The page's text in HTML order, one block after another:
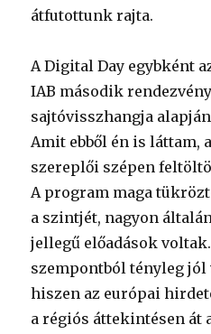
átfutottunk rajta.
A Digital Day egybként
IAB második
sajtóvisszhangja
Amit ebből én is láttam,
szereplői szépen
A program maga
a szintjét, nagyon
jellegű előadások
szempontból tényleg
hiszen az európai
a régiós áttekintésen át